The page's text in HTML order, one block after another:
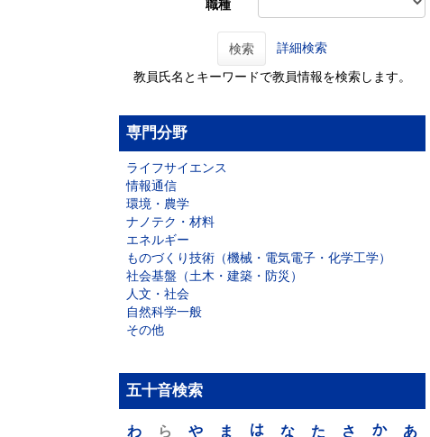
職種
検索 詳細検索
教員氏名とキーワードで教員情報を検索します。
専門分野
ライフサイエンス
情報通信
環境・農学
ナノテク・材料
エネルギー
ものづくり技術（機械・電気電子・化学工学）
社会基盤（土木・建築・防災）
人文・社会
自然科学一般
その他
五十音検索
あ
か
さ
た
な
は
ま
や
ら
わ